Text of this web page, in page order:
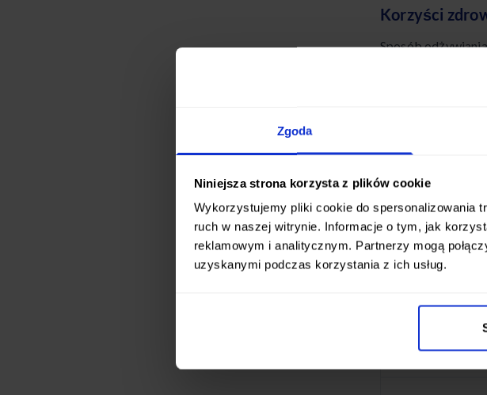
Zgoda
Niniejsza strona korzysta z plików cookie
Wykorzystujemy pliki cookie do spersonalizowania
ruch w naszej witrynie. Informacje o tym, jak
reklamowym i analitycznym. Partnerzy mogą
uzyskanymi podczas korzystania z ich usług.
Korzyści
Sposób
Kontrola wagi
Niższe ryzyko